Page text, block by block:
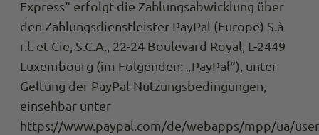
Express“ erfolgt die Zahlungsabwicklung über
den Zahlungsdienstleister PayPal (Europe) S.à
r.l. et Cie, S.C.A., 22-24 Boulevard Royal, L-2449
Luxembourg (im Folgenden: „PayPal“), unter
Geltung der PayPal-Nutzungsbedingungen,
einsehbar unter
https://www.paypal.com/de/webapps/mpp/ua/